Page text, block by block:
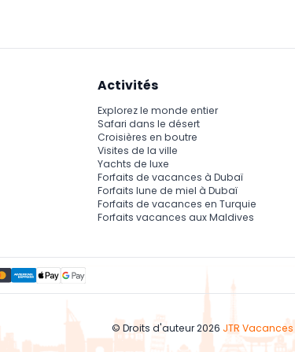
Activités
Explorez le monde entier
Safari dans le désert
Croisières en boutre
Visites de la ville
Yachts de luxe
Forfaits de vacances à Dubaï
Forfaits lune de miel à Dubaï
Forfaits de vacances en Turquie
Forfaits vacances aux Maldives
© Droits d'auteur 2026 JTR Vacances